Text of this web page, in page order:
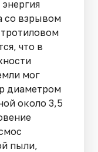
со взрывом
что в
мог
диаметром
около 3,5
пыли,